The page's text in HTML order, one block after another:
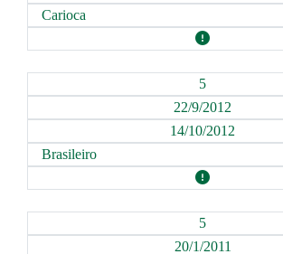
Carioca
5
22/9/2012
14/10/2012
Brasileiro
5
20/1/2011